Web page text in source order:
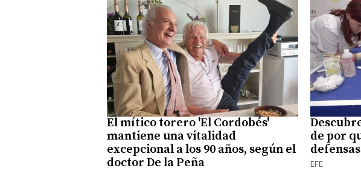
El mítico torero 'El Cordobés'
mantiene una vitalidad
excepcional a los 90 años, según el
doctor De la Peña
de por
EFE